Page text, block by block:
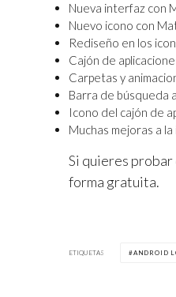
Nueva interfaz con
Nuevo icono con
Rediseño en los
Cajón de
Carpetas y
Barra de búsqueda
Icono del cajón de
Muchas mejoras a
Si quieres
forma gratuita.
ETIQUETAS ANDROID